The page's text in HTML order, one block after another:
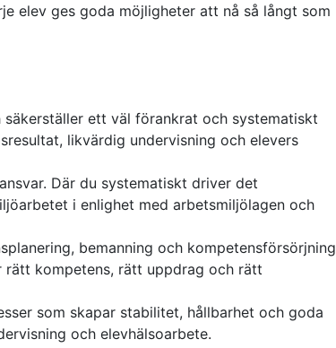
elev ges goda möjligheter att nå så långt som
ett väl förankrat och systematiskt
likvärdig undervisning och elevers
Där du systematiskt driver det
i enlighet med arbetsmiljölagen och
bemanning och kompetensförsörjning
kompetens, rätt uppdrag och rätt
som skapar stabilitet, hållbarhet och goda
och elevhälsoarbete.